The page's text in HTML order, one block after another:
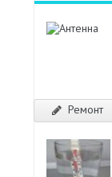
Ремонт